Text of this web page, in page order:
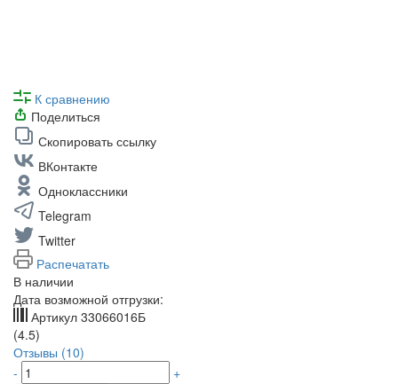
К сравнению
Поделиться
Скопировать ссылку
ВКонтакте
Одноклассники
Telegram
Twitter
Распечатать
В наличии
Дата возможной отгрузки:
Артикул 33066016Б
(4.5)
Отзывы (10)
-
+